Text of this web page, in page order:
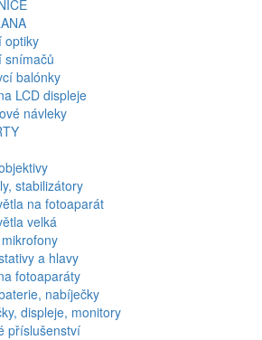
optiky
snímačů
balónky
LCD displeje
návleky
stabilizátory
na fotoaparát
velká
a hlavy
fotoaparáty
nabíječky
displeje, monitory
příslušenství